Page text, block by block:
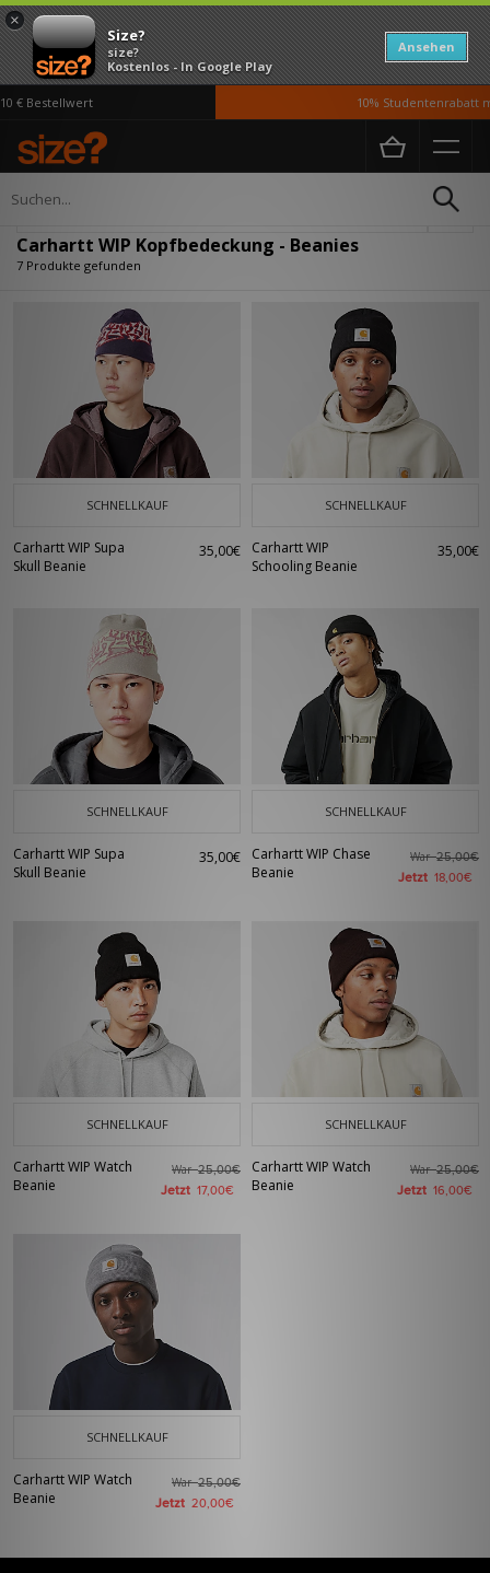
×
Size?
size?
Kostenlos - In Google Play
Ansehen
Bestellwert 10% Studentenrabatt mit
Home Damen
Carhartt WIP Kopfbedeckung - Beanies
7 Produkte gefunden
SCHNELLKAUF
Carhartt WIP Supa
Skull Beanie
35,00€
SCHNELLKAUF
Carhartt WIP
Schooling Beanie
35,00€
SCHNELLKAUF
Carhartt WIP Supa
Skull Beanie
35,00€
SCHNELLKAUF
Carhartt WIP Chase
Beanie
War25,00€
Jetzt 18,00€
SCHNELLKAUF
Carhartt WIP Watch
Beanie
War25,00€
Jetzt 17,00€
SCHNELLKAUF
Carhartt WIP Watch
Beanie
War25,00€
Jetzt 16,00€
SCHNELLKAUF
Carhartt WIP Watch
Beanie
War25,00€
Jetzt 20,00€